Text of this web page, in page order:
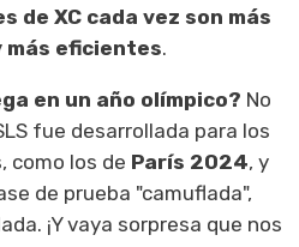
de XC cada vez son más
más eficientes.
en un año olímpico? No
fue desarrollada para los
como los de París 2024, y
de prueba "camuflada",
¡Y vaya sorpresa que nos